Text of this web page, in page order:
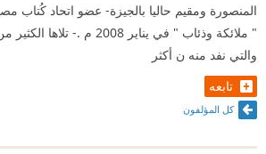
المنصورة ومقيم حاليا بالجيزة- عضو اتحاد كُتاب
" ملائكة وذئاب " في يناير 2008
والتي نفد منه ن أكثر
تابعه
كل المؤلفون